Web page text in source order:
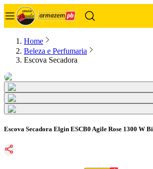
Home
Beleza e Perfumaria
Escova Secadora
Escova Secadora Elgin ESCB0 Agile Rose 1300 W